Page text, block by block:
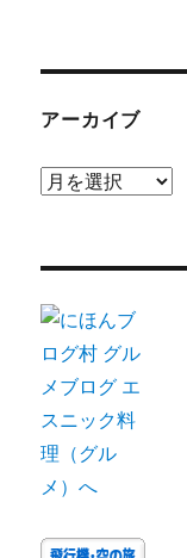
アーカイブ
ア
ブ